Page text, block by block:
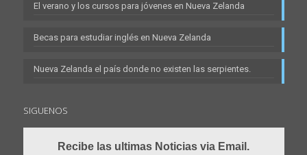
El verano y los cursos para jóvenes en Nueva Zelanda
Becas para estudiar inglés en Nueva Zelanda
Nueva Zelanda el país donde no existen las serpientes.
SIGUENOS
Recibe las ultimas Noticias via Email.